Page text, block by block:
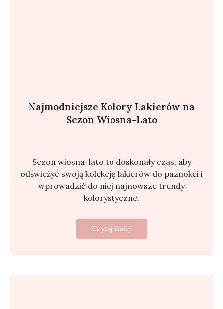
Najmodniejsze Kolory Lakierów na
Sezon Wiosna-Lato
Sezon wiosna-lato to doskonały czas, aby
odświeżyć swoją kolekcję lakierów do paznokci i
wprowadzić do niej najnowsze trendy
kolorystyczne.
Czytaj dalej